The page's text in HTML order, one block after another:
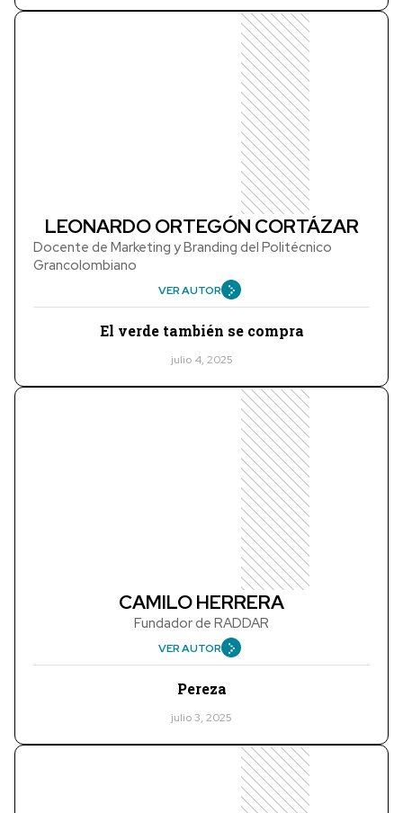
LEONARDO ORTEGÓN CORTÁZAR
Docente de Marketing y Branding del Politécnico
Grancolombiano
VER AUTOR
El verde también se compra
julio 4, 2025
CAMILO HERRERA
Fundador de RADDAR
VER AUTOR
Pereza
julio 3, 2025